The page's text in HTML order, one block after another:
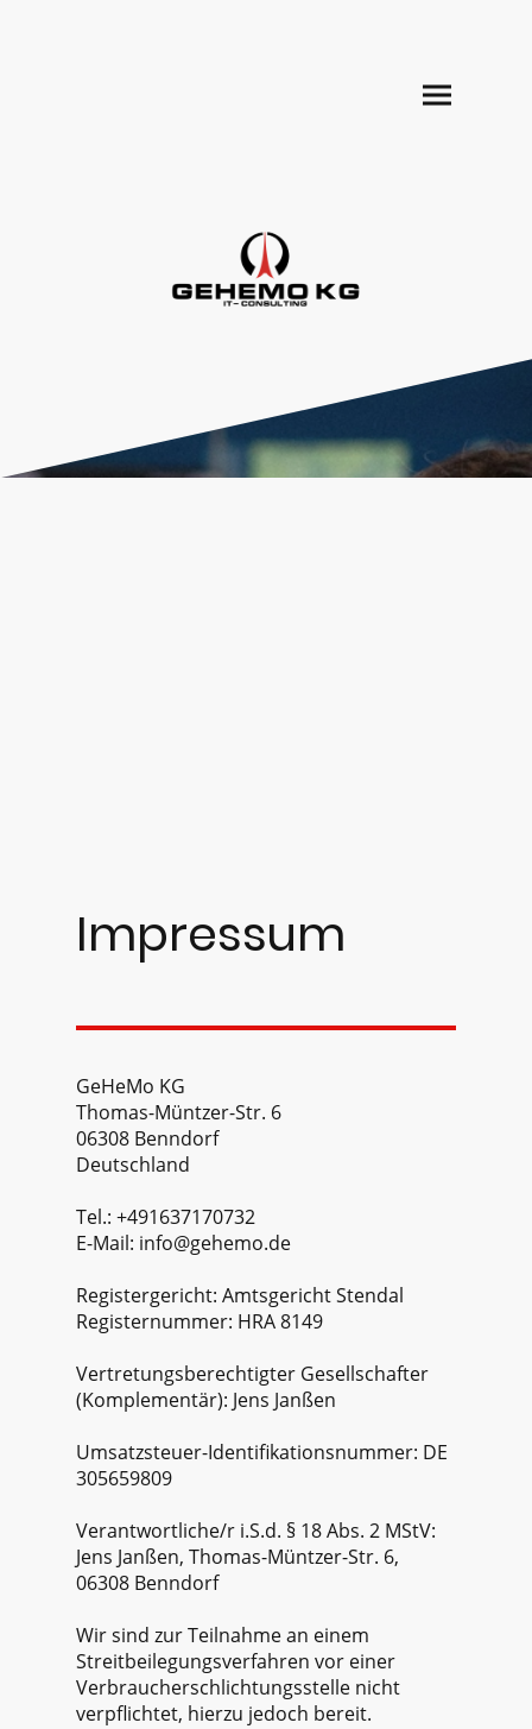
Impressum
GeHeMo KG
Thomas-Müntzer-Str. 6
06308 Benndorf
Deutschland
Tel.: +491637170732
E-Mail: info@gehemo.de
Registergericht: Amtsgericht Stendal
Registernummer: HRA 8149
Vertretungsberechtigter Gesellschafter
(Komplementär): Jens Janßen
Umsatzsteuer-Identifikationsnummer: DE
305659809
Verantwortliche/r i.S.d. § 18 Abs. 2 MStV:
Jens Janßen, Thomas-Müntzer-Str. 6,
06308 Benndorf
Wir sind zur Teilnahme an einem
Streitbeilegungsverfahren vor einer
Verbraucherschlichtungsstelle nicht
verpflichtet, hierzu jedoch bereit.